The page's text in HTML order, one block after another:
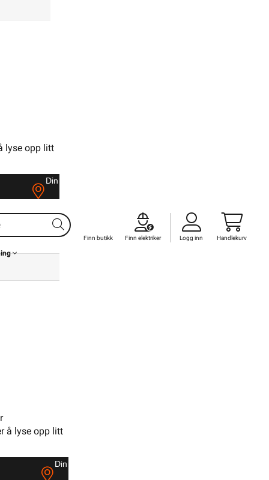
13W
lyse opp litt
Din butikk
Finn butikk Finn elektriker Logg inn Handlekurv
å lyse opp litt
Din butikk